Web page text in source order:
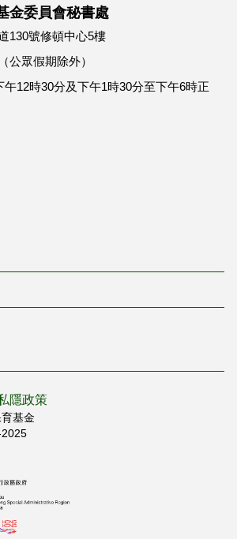
金委員會秘書處
130號修頓中心5樓
公眾假期除外）
午12時30分及下午1時30分至下午6時正
隱政策
基金